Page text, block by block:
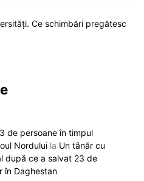
Ce schimbări pregătesc
de persoane în timpul
Nordului la Un tânăr cu
după ce a salvat 23 de
în Daghestan